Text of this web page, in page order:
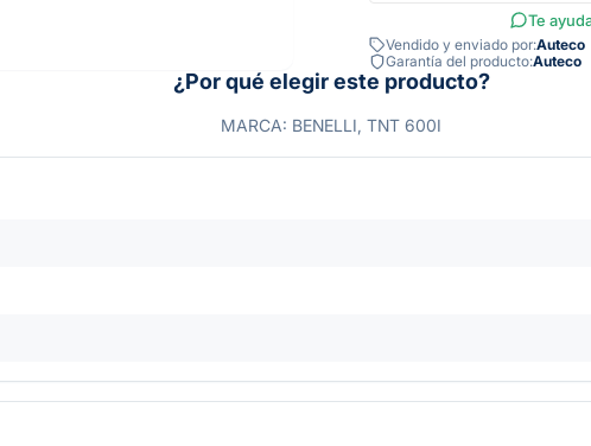
Te
Vendido y enviado por:Auteco
Garantía del producto:Auteco
¿Por qué elegir este producto?
MARCA: BENELLI, TNT 600I